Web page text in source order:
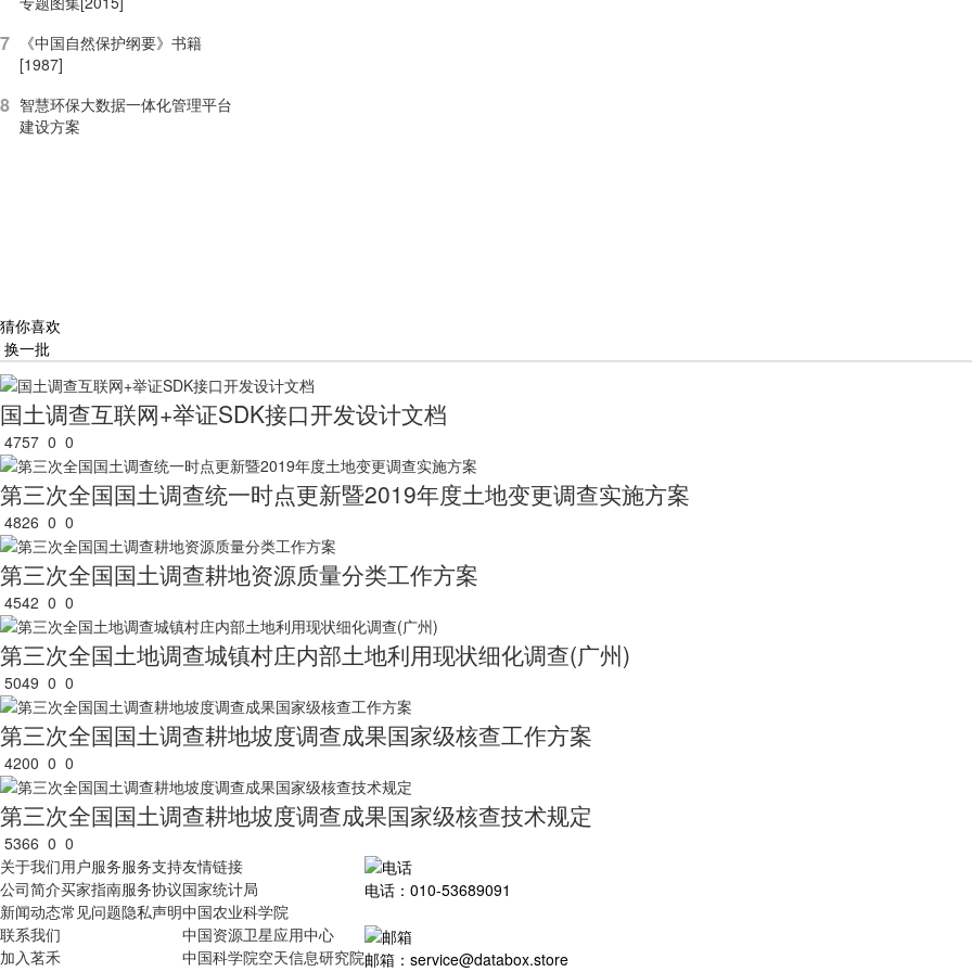
7
《中国自然保护纲要》书籍
[1987]
8 智慧环保大数据一体化管理平台
建设方案
猜你喜欢
换一批
国土调查互联网+举证SDK接口开发设计文档
4757 0 0
第三次全国国土调查统一时点更新暨2019年度土地变更调查实施方案
4826 0 0
第三次全国国土调查耕地资源质量分类工作方案
4542 0 0
第三次全国土地调查城镇村庄内部土地利用现状细化调查(广州)
5049 0 0
第三次全国国土调查耕地坡度调查成果国家级核查工作方案
4200 0 0
第三次全国国土调查耕地坡度调查成果国家级核查技术规定
5366 0 0
关于我们
公司简介
新闻动态
联系我们
加入茗禾
用户服务
买家指南
常见问题
服务支持
服务协议
隐私声明
友情链接
国家统计局
中国农业科学院
中国资源卫星应用中心
中国科学院空天信息研究院
电话：010-53689091
邮箱：service@databox.store